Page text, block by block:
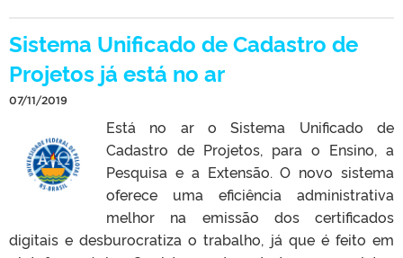
Sistema Unificado de Cadastro de
Projetos já está no ar
07/11/2019
Está no ar o Sistema Unificado de
Cadastro de Projetos, para o Ensino, a
Pesquisa e a Extensão. O novo sistema
oferece uma eficiência administrativa
melhor na emissão dos certificados
digitais e desburocratiza o trabalho, já que é feito em